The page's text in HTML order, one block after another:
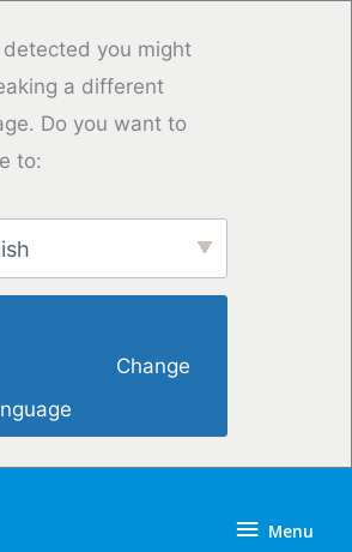
detected you might
a different
Do you want to
to:
Menu